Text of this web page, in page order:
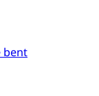
bent